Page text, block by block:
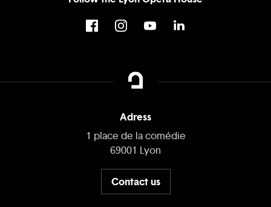
Adress
1 place de la comédie
69001 Lyon
Contact us